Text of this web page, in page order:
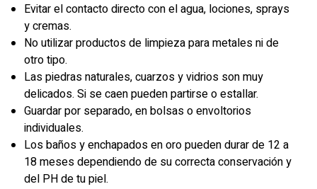
Evitar el contacto directo con el agua, lociones, sprays
y cremas.
No utilizar productos de limpieza para metales ni de
otro tipo.
Las piedras naturales, cuarzos y vidrios son muy
delicados. Si se caen pueden partirse o estallar.
Guardar por separado, en bolsas o envoltorios
individuales.
Los baños y enchapados en oro pueden durar de 12 a
18 meses dependiendo de su correcta conservación y
del PH de tu piel.